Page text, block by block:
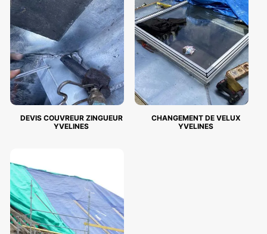
DEVIS COUVREUR ZINGUEUR
YVELINES
CHANGEMENT DE VELUX
YVELINES